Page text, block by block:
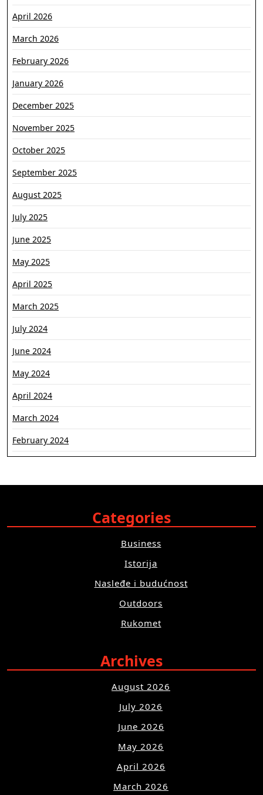
April 2026
March 2026
February 2026
January 2026
December 2025
November 2025
October 2025
September 2025
August 2025
July 2025
June 2025
May 2025
April 2025
March 2025
July 2024
June 2024
May 2024
April 2024
March 2024
February 2024
Categories
Business
Istorija
Nasleđe i budućnost
Outdoors
Rukomet
Archives
August 2026
July 2026
June 2026
May 2026
April 2026
March 2026